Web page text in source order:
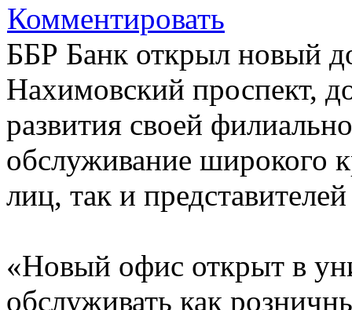
Комментировать
ББР Банк открыл новый
Нахимовский проспект,
развития своей
обслуживание широкого
лиц, так и
«Новый офис открыт в
обслуживать как